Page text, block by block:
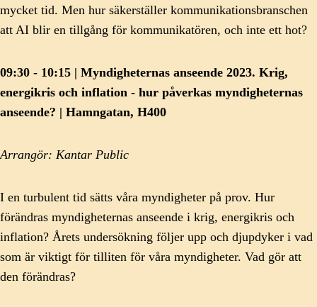
mycket tid. Men hur säkerställer kommunikationsbranschen
att AI blir en tillgång för kommunikatören, och inte ett hot?
09:30 - 10:15 | Myndigheternas anseende 2023. Krig,
energikris och inflation - hur påverkas myndigheternas
anseende? | Hamngatan, H400
Arrangör: Kantar Public
I en turbulent tid sätts våra myndigheter på prov. Hur
förändras myndigheternas anseende i krig, energikris och
inflation? Årets undersökning följer upp och djupdyker i vad
som är viktigt för tilliten för våra myndigheter. Vad gör att
den förändras?